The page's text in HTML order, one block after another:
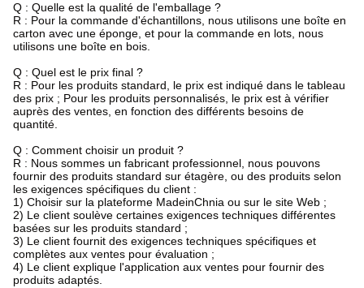
Q : Quelle est la qualité de l'emballage ?
R : Pour la commande d'échantillons, nous utilisons une boîte en
carton avec une éponge, et pour la commande en lots, nous
utilisons une boîte en bois.
Q : Quel est le prix final ?
R : Pour les produits standard, le prix est indiqué dans le tableau
des prix ; Pour les produits personnalisés, le prix est à vérifier
auprès des ventes, en fonction des différents besoins de
quantité.
Q : Comment choisir un produit ?
R : Nous sommes un fabricant professionnel, nous pouvons
fournir des produits standard sur étagère, ou des produits selon
les exigences spécifiques du client :
1) Choisir sur la plateforme MadeinChnia ou sur le site Web ;
2) Le client soulève certaines exigences techniques différentes
basées sur les produits standard ;
3) Le client fournit des exigences techniques spécifiques et
complètes aux ventes pour évaluation ;
4) Le client explique l'application aux ventes pour fournir des
produits adaptés.